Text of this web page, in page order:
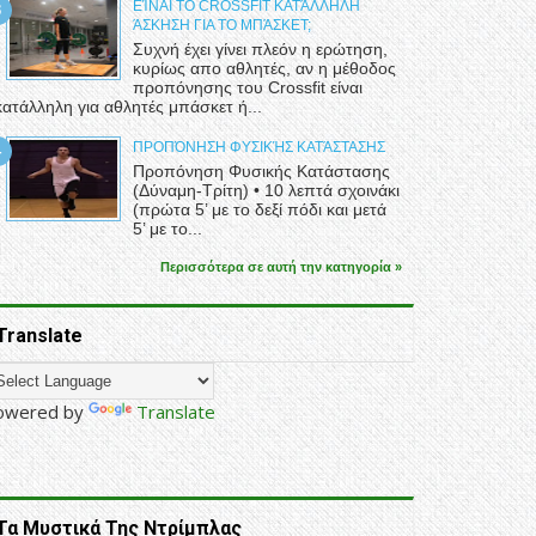
ΕΊΝΑΙ ΤΟ CROSSFIT ΚΑΤΆΛΛΗΛΗ
ΆΣΚΗΣΗ ΓΙΑ ΤΟ ΜΠΆΣΚΕΤ;
Συχνή έχει γίνει πλεόν η ερώτηση,
κυρίως απο αθλητές, αν η μέθοδος
προπόνησης του Crossfit είναι
για αθλητές μπάσκετ ή...
ΠΡΟΠΌΝΗΣΗ ΦΥΣΙΚΉΣ ΚΑΤΆΣΤΑΣΗΣ
Προπόνηση Φυσικής Κατάστασης
(Δύναμη-Τρίτη) • 10 λεπτά σχοινάκι
(πρώτα 5’ με το δεξί πόδι και μετά
5’ με το...
Περισσότερα σε αυτή την κατηγορία »
by Translate
Μυστικά Της Ντρίμπλας